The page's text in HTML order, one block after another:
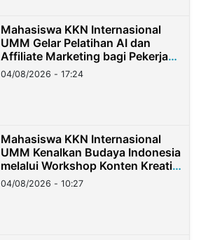
Mahasiswa KKN Internasional
UMM Gelar Pelatihan AI dan
Affiliate Marketing bagi Pekerja
Migran Indonesia di Taiwan
04/08/2026 - 17:24
Mahasiswa KKN Internasional
UMM Kenalkan Budaya Indonesia
melalui Workshop Konten Kreatif
di Taiwan
04/08/2026 - 10:27